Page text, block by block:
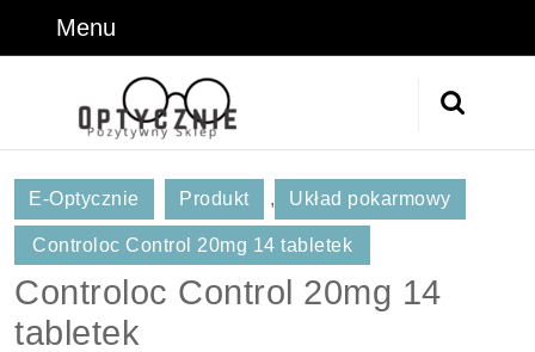
Menu
E-Optycznie Produkt , Układ pokarmowy
Controloc Control 20mg 14 tabletek
Controloc Control 20mg 14
tabletek